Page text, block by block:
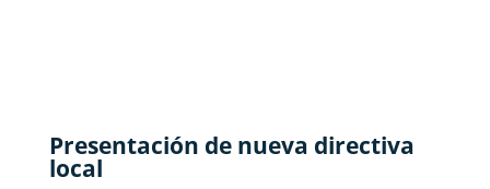
Presentación de nueva directiva
local